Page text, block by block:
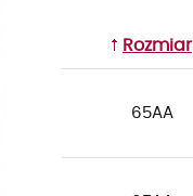
Rozmiar
65AA